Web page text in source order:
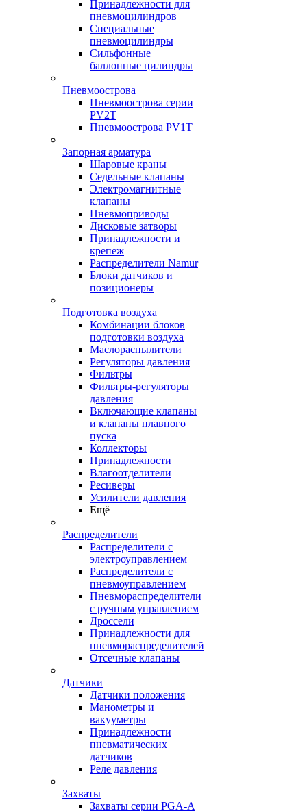
Принадлежности для
пневмоцилиндров
Специальные
пневмоцилиндры
Сильфонные
баллонные цилиндры
Пневмоострова
Пневмоострова серии
PV2T
Пневмоострова PV1T
Запорная арматура
Шаровые краны
Седельные клапаны
Электромагнитные
клапаны
Пневмоприводы
Дисковые затворы
Принадлежности и
крепеж
Распределители Namur
Блоки датчиков и
позиционеры
Подготовка воздуха
Комбинации блоков
подготовки воздуха
Маслораспылители
Регуляторы давления
Фильтры
Фильтры-регуляторы
давления
Включающие клапаны
и клапаны плавного
пуска
Коллекторы
Принадлежности
Влагоотделители
Ресиверы
Усилители давления
Ещё
Распределители
Распределители с
электроуправлением
Распределители с
пневмоуправлением
Пневмораспределители
с ручным управлением
Дроссели
Принадлежности для
пневмораспределителей
Отсечные клапаны
Датчики
Датчики положения
Манометры и
вакууметры
Принадлежности
пневматических
датчиков
Реле давления
Захваты
Захваты серии PGA-A